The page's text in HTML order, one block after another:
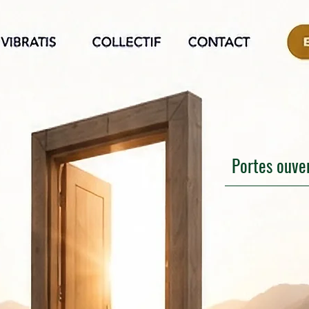
Portes